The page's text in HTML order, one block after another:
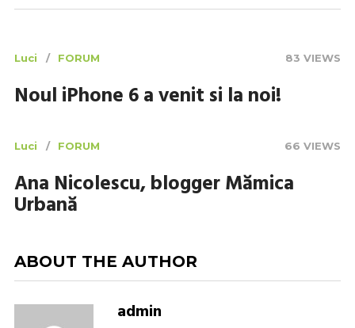
Luci FORUM 83 VIEWS
Noul iPhone 6 a venit si la noi!
Luci FORUM 66 VIEWS
Ana Nicolescu, blogger Mămica
Urbană
ABOUT THE AUTHOR
admin